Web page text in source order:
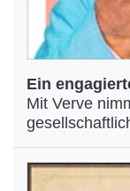
Ein
Mit Verve